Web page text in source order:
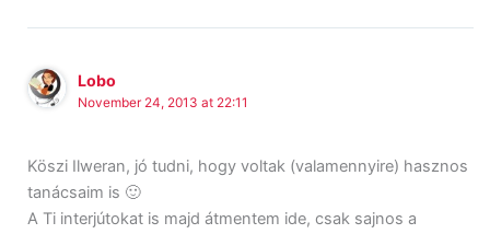
Lobo
November 24, 2013 at 22:11
Köszi Ilweran, jó tudni, hogy voltak (valamennyire) hasznos
tanácsaim is 🙂
A Ti interjútokat is majd átmentem ide, csak sajnos a